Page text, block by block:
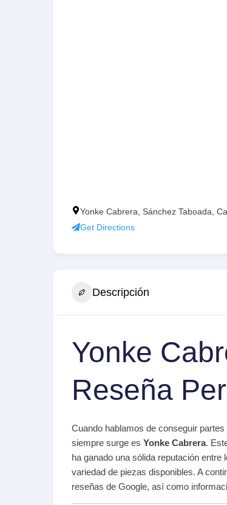
Yonke Cabrera, Sánchez Taboada,
Get Directions
Descripción
Yonke
Reseña
Cuando hablamos de conseguir
siempre surge es Yonke Cabrera.
ha ganado una sólida reputación
variedad de piezas disponibles. A
reseñas de Google, así como